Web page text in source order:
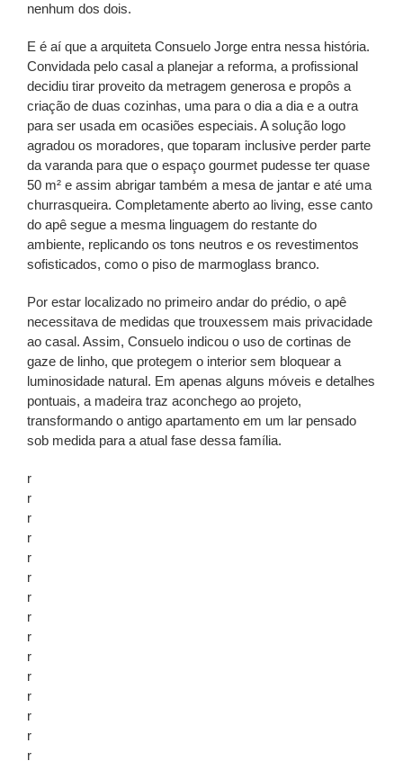
nenhum dos dois.
E é aí que a arquiteta Consuelo Jorge entra nessa história.
Convidada pelo casal a planejar a reforma, a profissional
decidiu tirar proveito da metragem generosa e propôs a
criação de duas cozinhas, uma para o dia a dia e a outra
para ser usada em ocasiões especiais. A solução logo
agradou os moradores, que toparam inclusive perder parte
da varanda para que o espaço gourmet pudesse ter quase
50 m² e assim abrigar também a mesa de jantar e até uma
churrasqueira. Completamente aberto ao living, esse canto
do apê segue a mesma linguagem do restante do
ambiente, replicando os tons neutros e os revestimentos
sofisticados, como o piso de marmoglass branco.
Por estar localizado no primeiro andar do prédio, o apê
necessitava de medidas que trouxessem mais privacidade
ao casal. Assim, Consuelo indicou o uso de cortinas de
gaze de linho, que protegem o interior sem bloquear a
luminosidade natural. Em apenas alguns móveis e detalhes
pontuais, a madeira traz aconchego ao projeto,
transformando o antigo apartamento em um lar pensado
sob medida para a atual fase dessa família.
r
r
r
r
r
r
r
r
r
r
r
r
r
r
r